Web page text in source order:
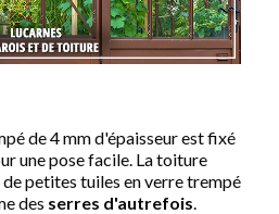
de 4 mm d'épaisseur est fixé
une pose facile. La toiture
petites tuiles en verre trempé
des serres d'autrefois